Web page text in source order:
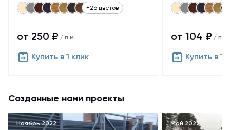
+26 цветов
от 250 ₽ / п.м.
Купить в 1 клик
от 104 ₽ / п.м.
Купить в 1
Созданные нами проекты
Ноябрь 2022 Май 2022